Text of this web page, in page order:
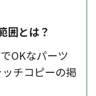
囲とは？
OKなパーツ
チコピーの掲